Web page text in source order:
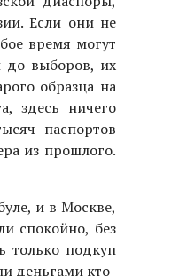
Если они не
время могут
до выборов, их
образца на
здесь ничего
паспортов
из прошлого.
и в Москве,
спокойно, без
только подкуп
деньгами кто-